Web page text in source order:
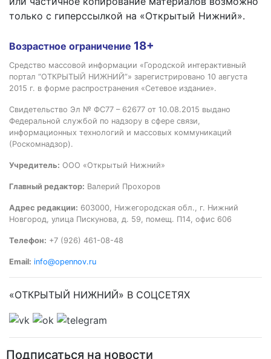
только с гиперссылкой на «Открытый Нижний».
Возрастное ограничение 18+
Средство массовой информации «Городской интерактивный
портал “ОТКРЫТЫЙ НИЖНИЙ”» зарегистрировано 10 августа
2015 г. в форме распространения «Сетевое издание».
Свидетельство Эл № ФС77 – 62677 от 10.08.2015 выдано
Федеральной службой по надзору в сфере связи,
информационных технологий и массовых коммуникаций
(Роскомнадзор).
Учредитель: ООО «Открытый Нижний»
Главный редактор: Валерий Прохоров
Адрес редакции: 603000, Нижегородская обл., г. Нижний
Новгород, улица Пискунова, д. 59, помещ. П14, офис 606
Телефон: +7 (926) 461-08-48
Email: info@opennov.ru
«ОТКРЫТЫЙ НИЖНИЙ» В СОЦСЕТЯХ
Подписаться на новости